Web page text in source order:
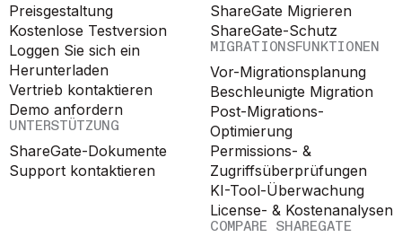
Preisgestaltung
Kostenlose Testversion
Loggen Sie sich ein
Herunterladen
Vertrieb kontaktieren
Demo anfordern
UNTERSTÜTZUNG
ShareGate-Dokumente
Support kontaktieren
ShareGate Migrieren
ShareGate-Schutz
MIGRATIONSFUNKTIONEN
Vor-Migrationsplanung
Beschleunigte Migration
Post-Migrations-
Optimierung
Permissions- &
Zugriffsüberprüfungen
KI-Tool-Überwachung
License- & Kostenanalysen
COMPARE SHAREGATE